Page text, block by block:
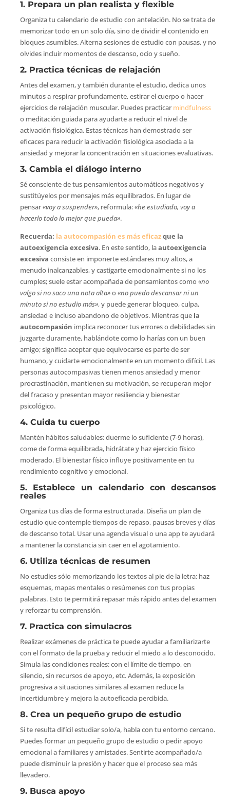
1. Prepara un plan realista y flexible
Organiza tu calendario de estudio con antelación. No se trata de
memorizar todo en un solo día, sino de dividir el contenido en
bloques asumibles. Alterna sesiones de estudio con pausas, y no
olvides incluir momentos de descanso, ocio y sueño.
2. Practica técnicas de relajación
Antes del examen, y también durante el estudio, dedica unos
minutos a respirar profundamente, estirar el cuerpo o hacer
ejercicios de relajación muscular. Puedes practicarmindfulness
o meditación guiada para ayudarte a reducir el nivel de
activación fisiológica. Estas técnicas han demostrado ser
eficaces para reducir la activación fisiológica asociada a la
ansiedad y mejorar la concentración en situaciones evaluativas.
3. Cambia el diálogo interno
Sé consciente de tus pensamientos automáticos negativos y
sustitúyelos por mensajes más equilibrados. En lugar de
pensar«voy a suspender», reformula:«he estudiado, voy a
hacerlo todo lo mejor que pueda».
Recuerda: la autocompasión es más eficazque la
autoexigencia excesiva. En este sentido, laautoexigencia
excesiva consiste en imponerte estándares muy altos, a
menudo inalcanzables, y castigarte emocionalmente si no los
cumples; suele estar acompañada de pensamientos como«no
valgo si no saco una nota alta»o«no puedo descansar ni un
minuto si no estudio más», y puede generar bloqueo, culpa,
ansiedad e incluso abandono de objetivos. Mientras que la
autocompasión implica reconocer tus errores o debilidades sin
juzgarte duramente, hablándote como lo harías con un buen
amigo; significa aceptar que equivocarse es parte de ser
humano, y cuidarte emocionalmente en un momento difícil. Las
personas autocompasivas tienen menos ansiedad y menor
procrastinación, mantienen su motivación, se recuperan mejor
del fracaso y presentan mayor resiliencia y bienestar
psicológico.
4. Cuida tu cuerpo
Mantén hábitos saludables: duerme lo suficiente (7-9 horas),
come de forma equilibrada, hidrátate y haz ejercicio físico
moderado. El bienestar físico influye positivamente en tu
rendimiento cognitivo y emocional.
5. Establece un calendario con descansos
reales
Organiza tus días de forma estructurada. Diseña un plan de
estudio que contemple tiempos de repaso, pausas breves y días
de descanso total. Usar una agenda visual o una app te ayudará
a mantener la constancia sin caer en el agotamiento.
6. Utiliza técnicas de resumen
No estudies sólo memorizando los textos al pie de la letra: haz
esquemas, mapas mentales o resúmenes con tus propias
palabras. Esto te permitirá repasar más rápido antes del examen
y reforzar tu comprensión.
7. Practica con simulacros
Realizar exámenes de práctica te puede ayudar a familiarizarte
con el formato de la prueba y reducir el miedo a lo desconocido.
Simula las condiciones reales: con el límite de tiempo, en
silencio, sin recursos de apoyo, etc. Además, la exposición
progresiva a situaciones similares al examen reduce la
incertidumbre y mejora la autoeficacia percibida.
8. Crea un pequeño grupo de estudio
Si te resulta difícil estudiar solo/a, habla con tu entorno cercano.
Puedes formar un pequeño grupo de estudio o pedir apoyo
emocional a familiares y amistades. Sentirte acompañado/a
puede disminuir la presión y hacer que el proceso sea más
llevadero.
9. Busca apoyo